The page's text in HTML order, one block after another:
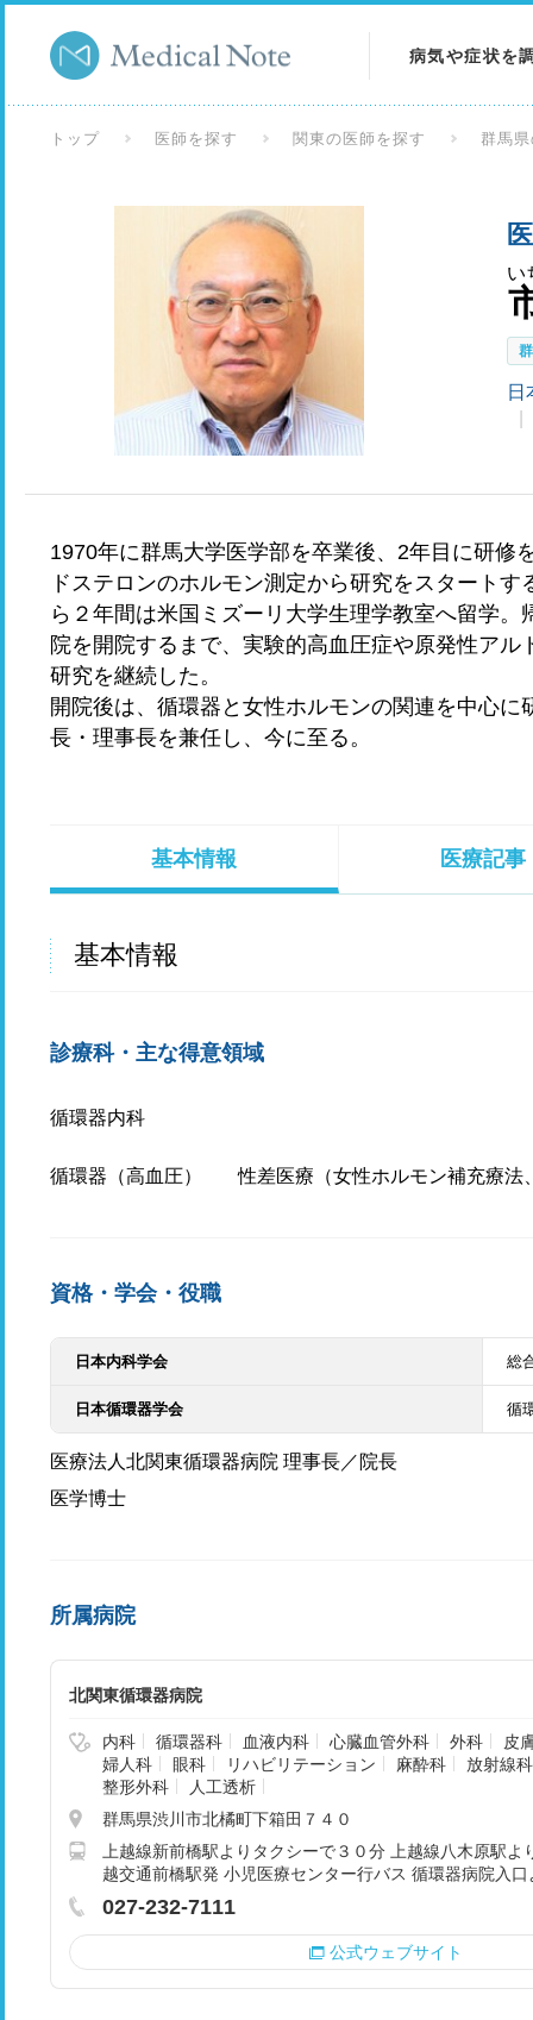
病気や症状を
検査を調べる
トップ 医師を探す 関東の医師を探す 群馬
い
日
1970年に群馬大学医学部を卒業後、2年目に研修
ドステロンのホルモン測定から研究をスタート
ら２年間は米国ミズーリ大学生理学教室へ留学
院を開院するまで、実験的高血圧症や原発性ア
研究を継続した。
開院後は、循環器と女性ホルモンの関連を中心
長・理事長を兼任し、今に至る。
基本情報 医療記事
基本情報
診療科・主な得意領域
循環器内科
循環器（高血圧） 性差医療（女性ホルモン補充療法
資格・学会・役職
日本内科学会 総
日本循環器学会 循
医療法人北関東循環器病院 理事長／院長
医学博士
所属病院
北関東循環器病院
内科 循環器科 血液内科 心臓血管外科 外科
皮
婦人科
眼科 リハビリテーション 麻酔科
放射線科
整形外科
人工透析
群馬県渋川市北橘町下箱田７４０
上越線新前橋駅よりタクシーで３０分 上越線八木原駅よ
越交通前橋駅発 小児医療センター行バス 循環器病院入
027-232-7111
公式ウェブサイト